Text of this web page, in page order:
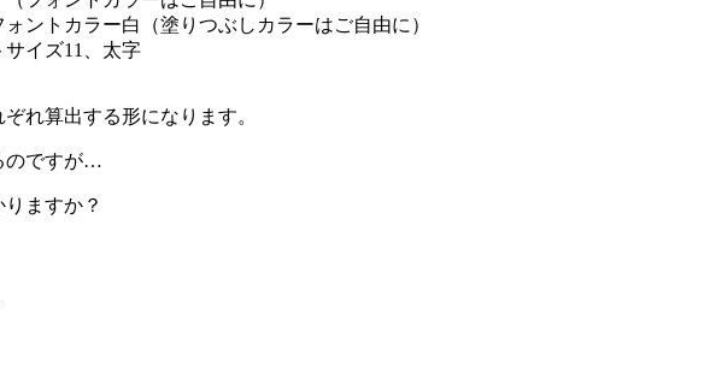
ントカラー白（塗りつぶしカラーはご自由に）
イズ11、太字
れ算出する形になります。
のですが…
ますか？